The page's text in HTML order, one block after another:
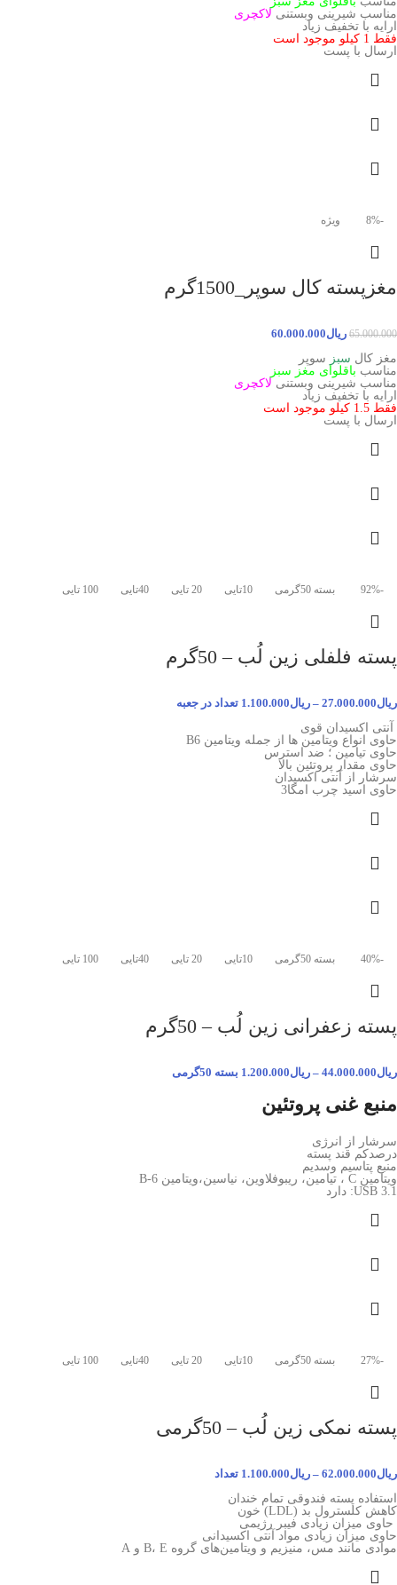
مناسب شیرینی وبستنی لاکچری
ارایه با تخفیف زیاد
فقط 1 کیلو موجود است
ارسال با پست
-8% ویژه
مغزپسته کال سوپر_1500گرم
65.000.000 ریال60.000.000
مغز کال سبز سوپر
مناسب باقلوای مغز سبز
مناسب شیرینی وبستنی لاکچری
ارایه با تخفیف زیاد
فقط 1.5 کیلو موجود است
ارسال با پست
-92% بسته 50گرمی 10تایی 20 تایی 40تایی 100 تایی
پسته فلفلی زین لُب – 50گرم
ریال27.000.000
– ریال1.100.000 تعداد در جعبه
آنتی اکسیدان قوی
حاوی انواع ویتامین ها از جمله ویتامین B6
حاوی تیامین ؛ ضد استرس
حاوی مقدار پروتئین بالا
سرشار از آنتی اکسیدان
حاوی اسید چرب امگا3
-40% بسته 50گرمی 10تایی 20 تایی 40تایی 100 تایی
پسته زعفرانی زین لُب – 50گرم
ریال44.000.000
– ریال1.200.000 بسته 50گرمی
منبع غنی پروتئین
سرشار از انرژی
درصدکم قند پسته
منبع پتاسیم وسدیم
ویتامین C ، تیامین، ریبوفلاوین، نیاسین،ویتامین B-6
USB 3.1: دارد
-27% بسته 50گرمی 10تایی 20 تایی 40تایی 100 تایی
پسته نمکی زین لُب – 50گرمی
ریال62.000.000
– ریال1.100.000 تعداد
استفاده پسته فندوقی تمام خندان
کاهش کلسترول بد (LDL) خون
حاوی میزان زیادی فیبر رژیمی
حاوی میزان زیادی مواد آنتی اکسیدانی
موادی مانند مس، منیزیم و ویتامین‌های گروه B، E و A